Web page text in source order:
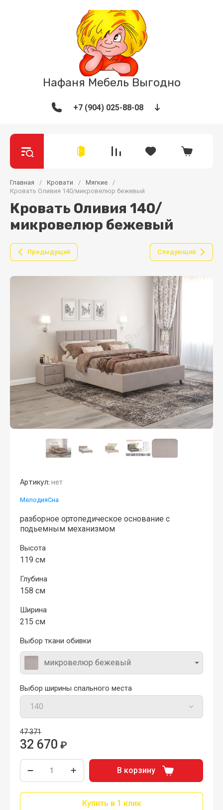
Нафаня Мебель Выгодно
+7 (904) 025-88-08
Главная / Кровати / Мягкие
/
Кровать Оливия 140/микровелюр бежевый
Кровать Оливия 140/
микровелюр бежевый
Предыдущий Следующий
Артикул: нет
МелодияСна
разборное ортопедическое основание с
подьемным механизмом
Высота
119 см
Глубина
158 см
Ширина
215 см
Выбор ткани обивки
микровелюр бежевый
Выбор ширины спального места
47 371
32 670 ₽
В корзину
Купить в 1 клик